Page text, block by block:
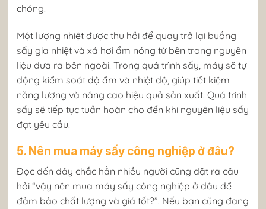
chóng.
Một lượng nhiệt được thu hồi để quay trở lại buồng
sấy gia nhiệt và xả hơi ẩm nóng từ bên trong nguyên
liệu đưa ra bên ngoài. Trong quá trình sấy, máy sẽ tự
động kiểm soát độ ẩm và nhiệt độ, giúp tiết kiệm
năng lượng và nâng cao hiệu quả sản xuất. Quá trình
sấy sẽ tiếp tục tuần hoàn cho đến khi nguyên liệu sấy
đạt yêu cầu.
5. Nên mua máy sấy công nghiệp ở đâu?
Đọc đến đây chắc hẳn nhiều người cũng đặt ra câu
hỏi “vậy nên mua máy sấy công nghiệp ở đâu để
đảm bảo chất lượng và giá tốt?”. Nếu bạn cũng đang